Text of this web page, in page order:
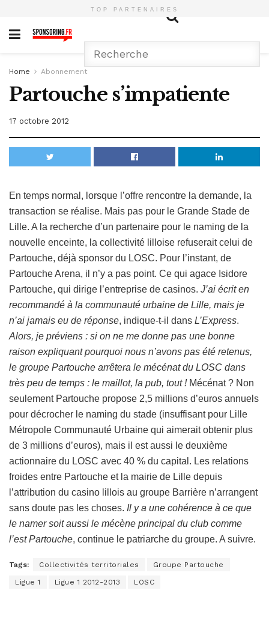
TOP PARTENAIRES
Home Abonnement
Partouche s’impatiente
17 octobre 2012
En temps normal, lorsque l’offre rencontre la demande, la
transaction se réalise. Mais pas pour le Grande Stade de
Lille. A la recherche d’un partenaire pour le naming de la
nouvelle enceinte, la collectivité lilloise refuserait celui de
Partouche, déjà sponsor du LOSC. Pour l’instant, de
Partouche Arena, il n’y a pas point. Ce qui agace Isidore
Partouche, qui dirige l’entreprise de casinos. J’ai écrit en
recommandé à la communauté urbaine de Lille, mais je
n’ai jamais eu de réponse, indique-t-il dans L’Express.
Alors, je préviens : si on ne me donne pas une bonne
raison expliquant pourquoi nous n’avons pas été retenus,
le groupe Partouche arrêtera le mécénat du LOSC dans
très peu de temps : le maillot, la pub, tout !Mécénat ? Non
seulement Partouche propose 2,5 millions d’euros annuels
pour décrocher le naming du stade (insuffisant pour Lille
Métropole Communauté Urbaine qui aimerait obtenir plus
de 3 millions d’euros), mais il est aussi le deuxième
actionnaire du LOSC avec 40 % du capital. Les relations
froides entre Partouche et la mairie de Lille depuis
l’attribution du casino lillois au groupe Barrière n’arrangent
sans doute pas les choses. Il y a une cohérence à ce que
le namer soit aussi le mécène principal du club comme
l’est Partouche, continue le patriarche du groupe. A suivre.
Tags: Collectivités territoriales Groupe Partouche
Ligue 1 Ligue 1 2012-2013 LOSC